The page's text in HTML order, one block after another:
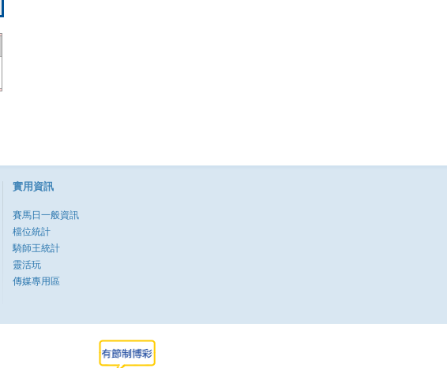
實用資訊
賽馬日一般資訊
檔位統計
騎師王統計
靈活玩
傳媒專用區